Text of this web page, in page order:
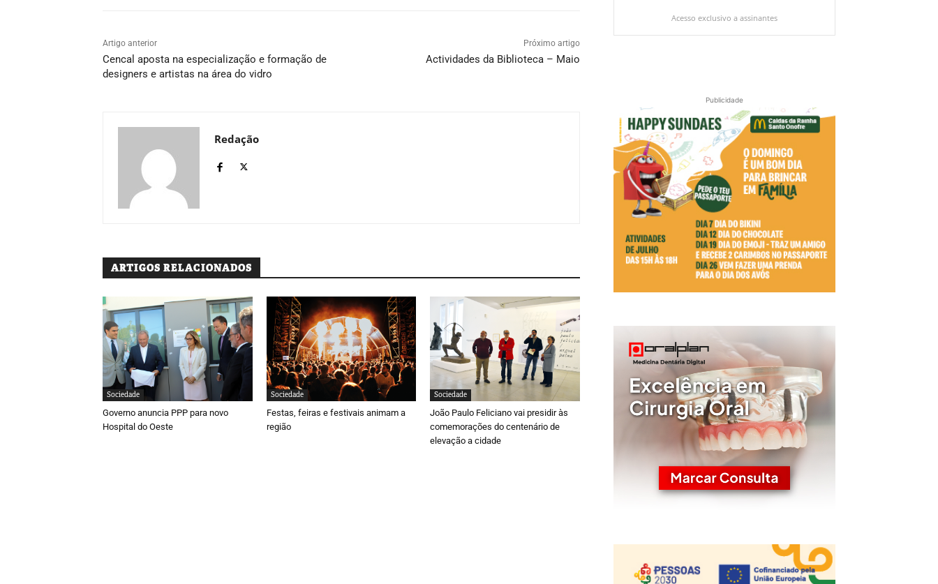
Artigo anterior
Cencal aposta na especialização e formação de
designers e artistas na área do vidro
Próximo artigo
Actividades da Biblioteca – Maio
Redação
ARTIGOS RELACIONADOS
Sociedade
Governo anuncia PPP para novo
Hospital do Oeste
Sociedade
Festas, feiras e festivais animam a
região
Sociedade
João Paulo Feliciano vai presidir às
comemorações do centenário de
elevação a cidade
Acesso exclusivo a assinantes
Publicidade